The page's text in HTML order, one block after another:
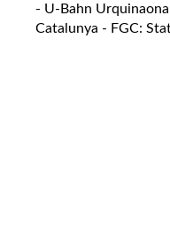
- U-Bahn
Catalunya - FGC: